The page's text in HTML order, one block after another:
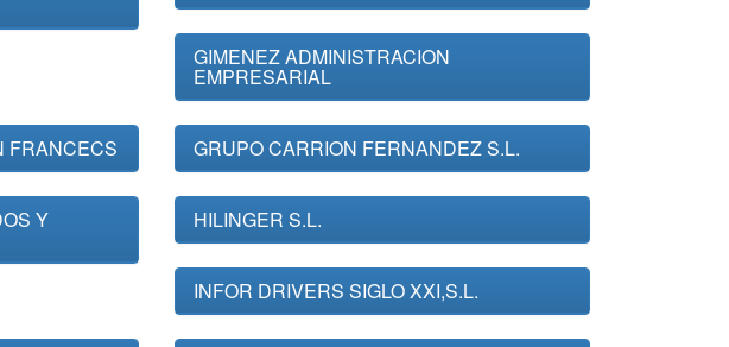
GIMENEZ ADMINISTRACION
EMPRESARIAL
FRANCECS GRUPO CARRION FERNANDEZ S.L.
Y HILINGER S.L.
INFOR DRIVERS SIGLO XXI,S.L.